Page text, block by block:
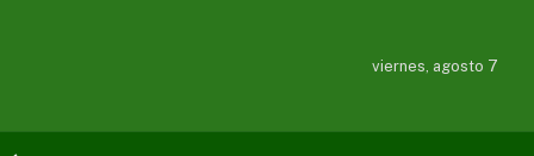
viernes, agosto 7